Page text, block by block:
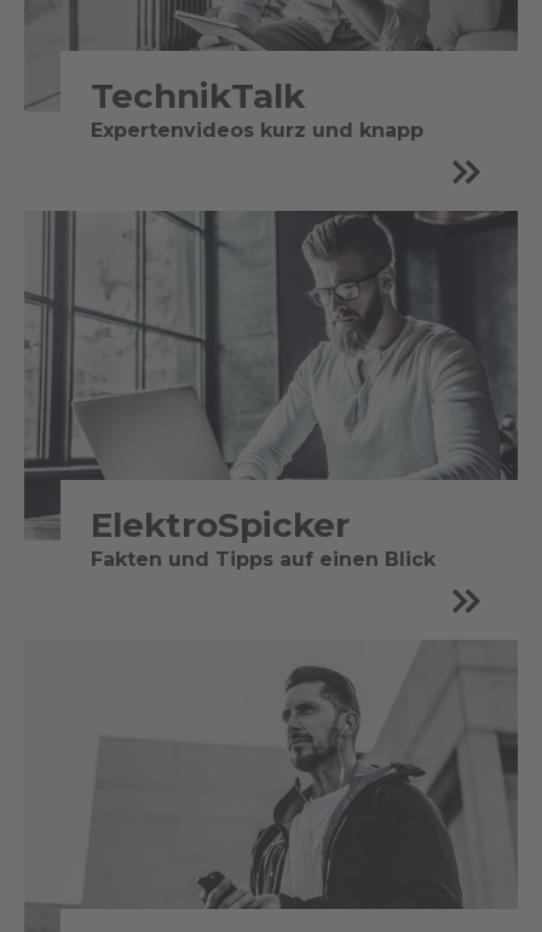
TechnikTalk
Expertenvideos kurz und knapp
ElektroSpicker
Fakten und Tipps auf einen Blick